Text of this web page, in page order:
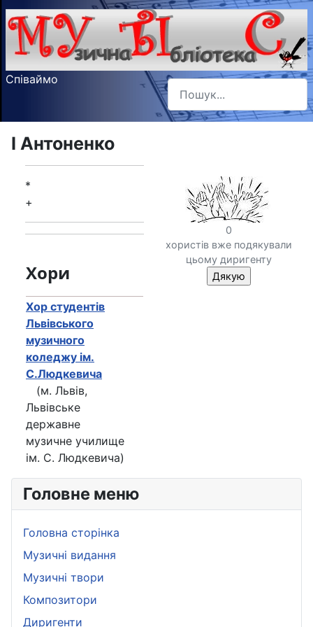
Співаймо Пошук
Type 2 or more characters
Головне меню
Головна сторінка
Музичні видання
Музичні твори
Композитори
Диригенти
І Антоненко
0
хористів вже подякували
цьому диригенту
*
+
Хори
Хор студентів
Львівського
музичного
коледжу ім.
С.Людкевича
(м. Львів,
Львівське
державне
музичне училище
ім. С. Людкевича)